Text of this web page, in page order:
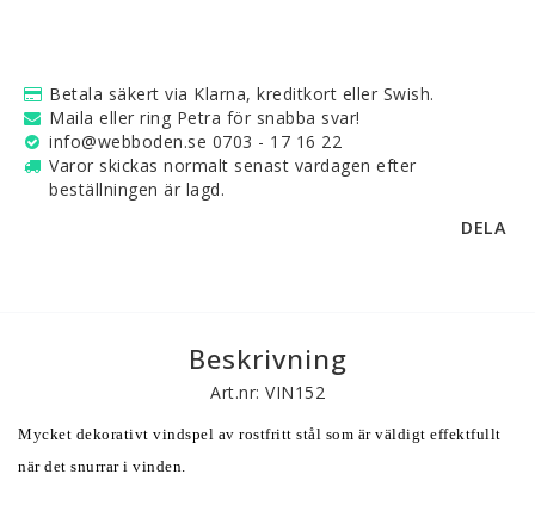
Betala säkert via Klarna, kreditkort eller Swish.
Maila eller ring Petra för snabba svar!
info@webboden.se 0703 - 17 16 22
Varor skickas normalt senast vardagen efter
beställningen är lagd.
DELA
Beskrivning
Art.nr: VIN152
Mycket dekorativt vindspel av rostfritt stål som är väldigt effektfullt
när det snurrar i vinden.